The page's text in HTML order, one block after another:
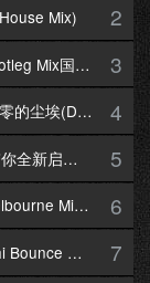
Mix) 2
王宇宙Leto&乔浚丞 - 若月亮没来(Eltee李亭 Bootleg Mix国语合唱) 3
【172Mix独家】东木木&虎爷慧声慧影 - 我是飘零的尘埃(Dj十三 Melbourne Mix国语男) 4
廉江Dj锋少-国粤语FunkyHouse音乐辞旧迎新带你全新启航跨年专辑172Mix串烧 5
【172Mix独家】古惑仔 - 兴波作浪(MR.朝伟 Melbourne Mix粤语男) 6
【Dj夜猫提供】Lisa - Lalisa(Inquisitive&Satoshi Bounce Mix) 7